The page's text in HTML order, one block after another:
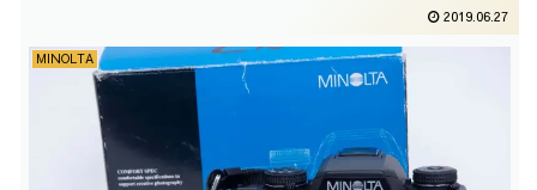
2019.06.27
MINOLTA